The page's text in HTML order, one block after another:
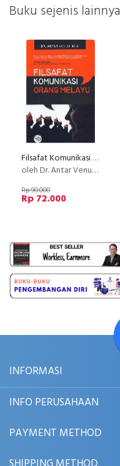
Buku sejenis lainnya
Filsafat Komunikasi Orang Melayu
oleh Dr. Antar Venus, M.A.
Rp 90.000
Rp 72.000
INFORMASI
INFO PERUSAHAAN
PAYMENT METHOD